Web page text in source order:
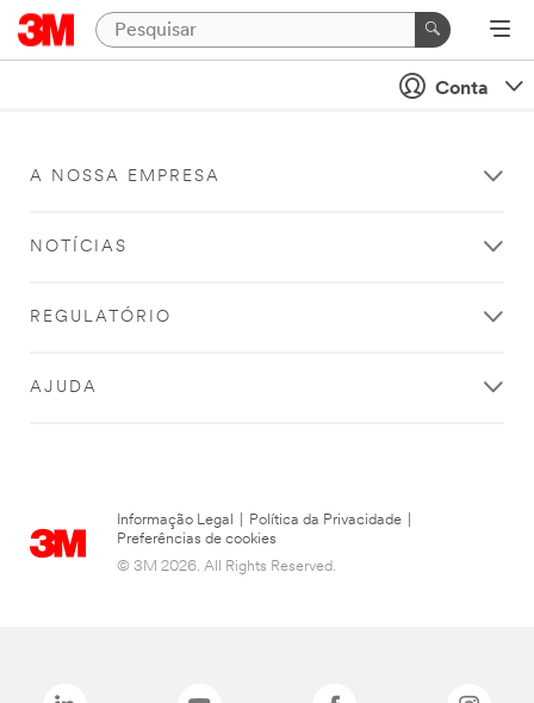
Conta
A NOSSA EMPRESA
NOTÍCIAS
REGULATÓRIO
AJUDA
Informação Legal Política da Privacidade
Preferências de cookies
© 3M 2026. All Rights Reserved.